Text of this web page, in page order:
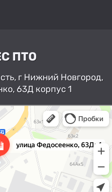
ПТО
г Нижний Новгород,
63Д корпус 1
Нижний Новгород
Улица Федосеенко, 63Дк1 —
Яндекс Карты